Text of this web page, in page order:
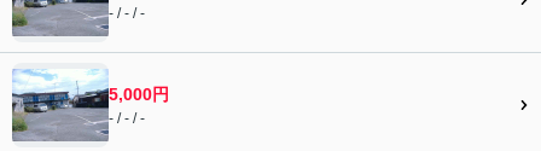
- / - / -
5,000円
- / - / -